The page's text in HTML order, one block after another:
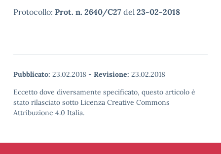
Protocollo: Prot. n. 2640/C27 del 23-02-2018
Pubblicato: 23.02.2018 - Revisione: 23.02.2018
Eccetto dove diversamente specificato, questo articolo è
stato rilasciato sotto Licenza Creative Commons
Attribuzione 4.0 Italia.